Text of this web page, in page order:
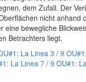
dem Zufall. Der
nicht anhand
eine bewegliche
Betrachters liegt.
La Linea3 / 9
La Linea7 / 9 OU#1: